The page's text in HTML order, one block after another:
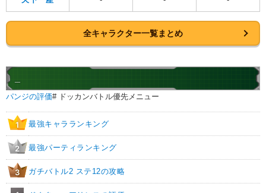
全キャラクター一覧まとめ
パンジの評価# ドッカンバトル優先メニュー
1 最強キャラランキング
2 最強パーティランキング
3 ガチバトル2 ステ12の攻略